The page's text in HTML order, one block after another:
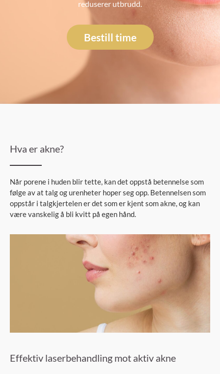
reduserer utbrudd.
Bestill time
Hva er akne?
Når porene i huden blir tette, kan det oppstå betennelse som
følge av at talg og urenheter hoper seg opp. Betennelsen som
oppstår i talgkjertelen er det som er kjent som akne, og kan
være vanskelig å bli kvitt på egen hånd.
Effektiv laserbehandling mot aktiv akne